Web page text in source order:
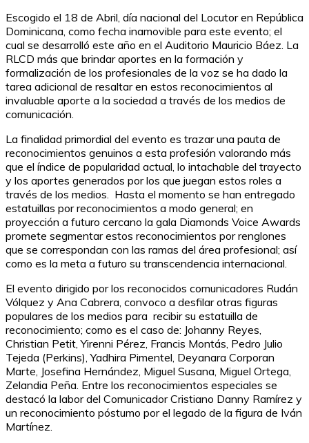
Escogido el 18 de Abril, día nacional del Locutor en República
Dominicana, como fecha inamovible para este evento; el
cual se desarrolló este año en el Auditorio Mauricio Báez. La
RLCD más que brindar aportes en la formación y
formalización de los profesionales de la voz se ha dado la
tarea adicional de resaltar en estos reconocimientos al
invaluable aporte a la sociedad a través de los medios de
comunicación.
La finalidad primordial del evento es trazar una pauta de
reconocimientos genuinos a esta profesión valorando más
que el índice de popularidad actual, lo intachable del trayecto
y los aportes generados por los que juegan estos roles a
través de los medios. Hasta el momento se han entregado
estatuillas por reconocimientos a modo general; en
proyección a futuro cercano la gala Diamonds Voice Awards
promete segmentar estos reconocimientos por renglones
que se correspondan con las ramas del área profesional; así
como es la meta a futuro su transcendencia internacional.
El evento dirigido por los reconocidos comunicadores Rudán
Vólquez y Ana Cabrera, convoco a desfilar otras figuras
populares de los medios para recibir su estatuilla de
reconocimiento; como es el caso de: Johanny Reyes,
Christian Petit, Yirenni Pérez, Francis Montás, Pedro Julio
Tejeda (Perkins), Yadhira Pimentel, Deyanara Corporan
Marte, Josefina Hernández, Miguel Susana, Miguel Ortega,
Zelandia Peña. Entre los reconocimientos especiales se
destacó la labor del Comunicador Cristiano Danny Ramírez y
un reconocimiento póstumo por el legado de la figura de Iván
Martínez.